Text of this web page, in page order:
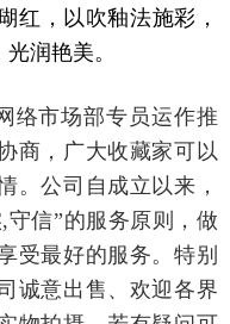
红，以吹釉法施彩，
润艳美。
络市场部专员运作推
商，广大收藏家可以
。公司自成立以来，
信”的服务原则，做
受最好的服务。特别
诚意出售、欢迎各界